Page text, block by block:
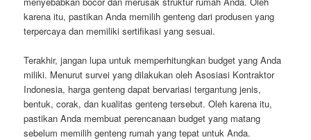
karena itu, pastikan Anda memilih genteng dari produsen yang
terpercaya dan memiliki sertifikasi yang sesuai.
Terakhir, jangan lupa untuk memperhitungkan budget yang Anda
miliki. Menurut survei yang dilakukan oleh Asosiasi Kontraktor
Indonesia, harga genteng dapat bervariasi tergantung jenis,
bentuk, corak, dan kualitas genteng tersebut. Oleh karena itu,
pastikan Anda membuat perencanaan budget yang matang
sebelum memilih genteng rumah yang tepat untuk Anda.